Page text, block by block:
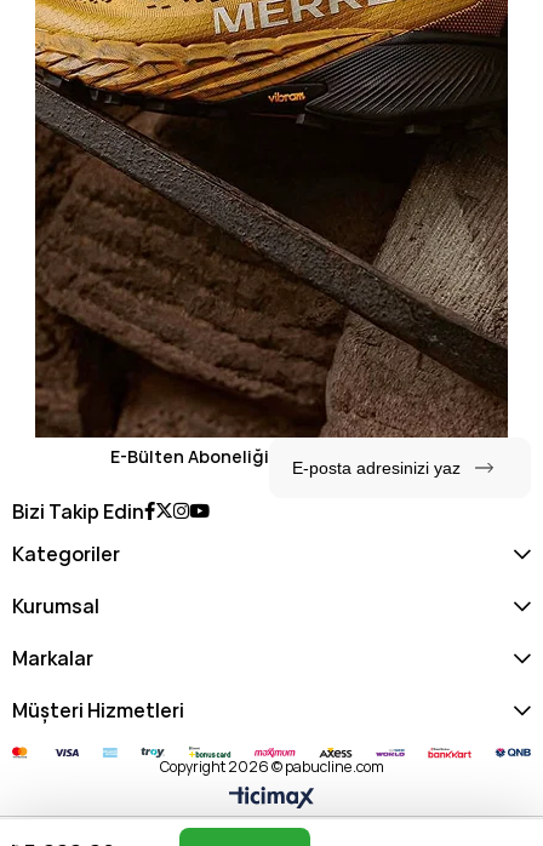
E-Bülten Aboneliği
Bizi Takip Edin
Kategoriler
Kurumsal
Markalar
Müşteri Hizmetleri
Copyright 2026 © pabucline.com